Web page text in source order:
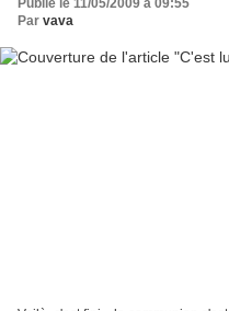
Publié le 11/05/2009 à 09:55
Par vava